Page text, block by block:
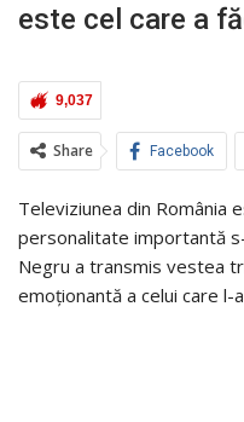
este cel care a
9,037
Share Facebook
Televiziunea din România
personalitate importantă
Negru a transmis vestea
emoționantă a celui care l-